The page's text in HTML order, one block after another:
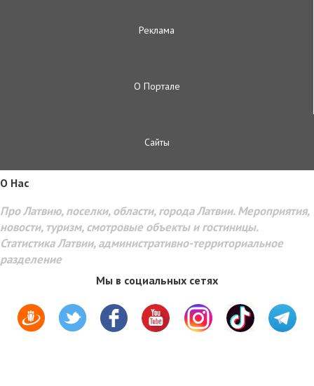
Реклама
О Портале
Сайты
O Hac
Про Латвию, поселки, области, города Латвии. Мероприятия,
новости, туризм, смотровые объекты и гостиницы.
Статистика Латвии, административно-территориальное
разделение
Мы в социальных сетях